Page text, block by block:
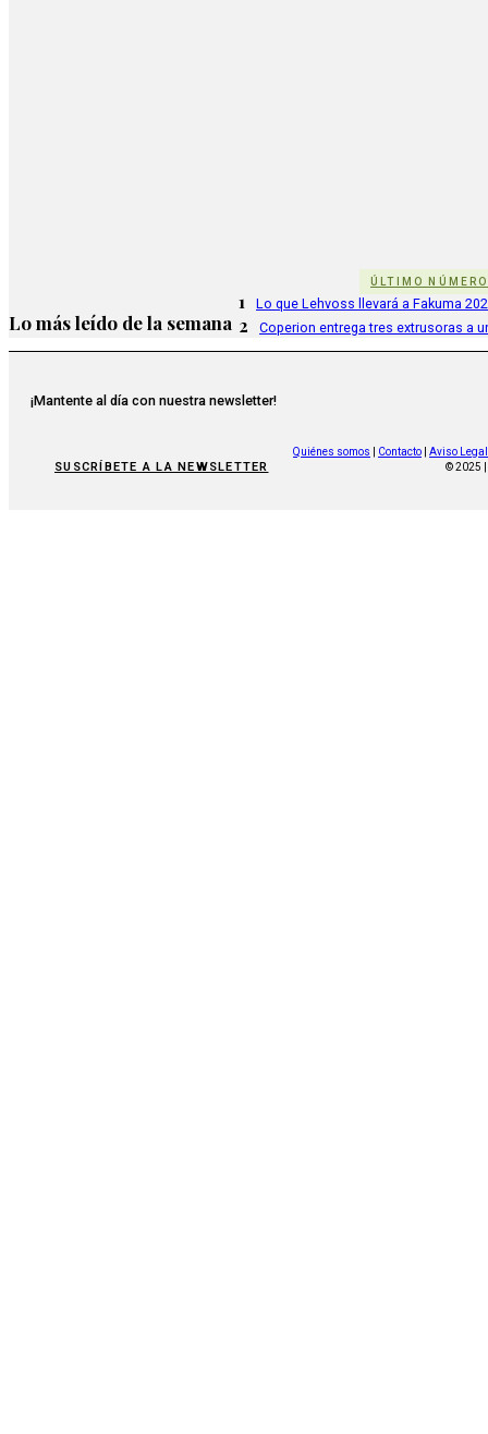
ÚLTIMO NÚMERO
Lo más leído de la semana
1 Lo que Lehvoss llevará a Fakuma
2 Coperion entrega tres extrusoras a
¡Mantente al día con nuestra newsletter!
SUSCRÍBETE A LA NEWSLETTER
Quiénes somos Contacto
Aviso Legal
© 2025